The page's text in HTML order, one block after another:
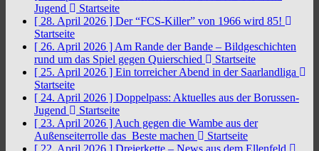
Jugend
Startseite
[ 28. April 2026 ] Der “FCS-Killer” von 1966 wird 85!
Startseite
[ 26. April 2026 ] Am Rande der Bande – Bildgeschichten
rund um das Spiel gegen Quierschied
Startseite
[ 25. April 2026 ] Ein torreicher Abend in der Saarlandliga
Startseite
[ 24. April 2026 ] Doppelpass: Aktuelles aus der Borussen-
Jugend
Startseite
[ 23. April 2026 ] Auch gegen die Wambe aus der
Außenseiterrolle das Beste machen
Startseite
[ 22. April 2026 ] Dreierkette – News aus dem Ellenfeld